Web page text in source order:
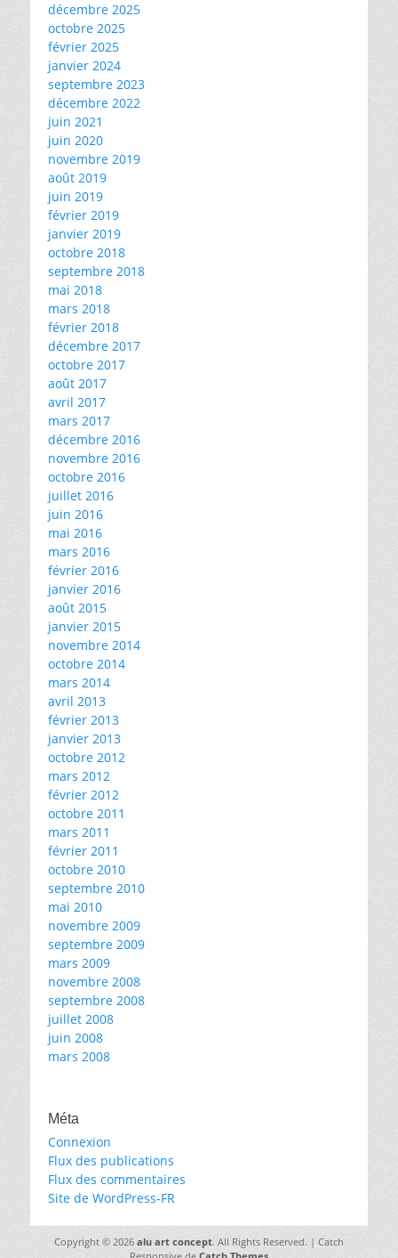
décembre 2025
octobre 2025
février 2025
janvier 2024
septembre 2023
décembre 2022
juin 2021
juin 2020
novembre 2019
août 2019
juin 2019
février 2019
janvier 2019
octobre 2018
septembre 2018
mai 2018
mars 2018
février 2018
décembre 2017
octobre 2017
août 2017
avril 2017
mars 2017
décembre 2016
novembre 2016
octobre 2016
juillet 2016
juin 2016
mai 2016
mars 2016
février 2016
janvier 2016
août 2015
janvier 2015
novembre 2014
octobre 2014
mars 2014
avril 2013
février 2013
janvier 2013
octobre 2012
mars 2012
février 2012
octobre 2011
mars 2011
février 2011
octobre 2010
septembre 2010
mai 2010
novembre 2009
septembre 2009
mars 2009
novembre 2008
septembre 2008
juillet 2008
juin 2008
mars 2008
Méta
Connexion
Flux des publications
Flux des commentaires
Site de WordPress-FR
Copyright © 2026 alu art concept. All Rights Reserved. | Catch